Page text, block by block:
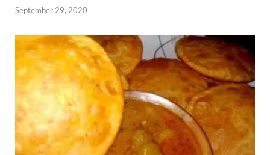
September 29, 2020